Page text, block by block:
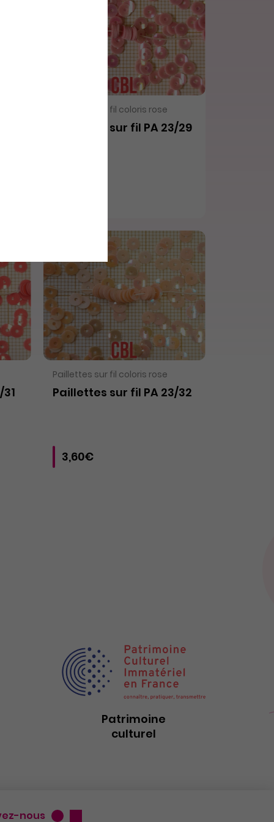
VOIR LE PRODUIT
Paillettes sur fil coloris rose
Paillettes sur fil PA 23/29
VOIR LE PRODUIT
Paillettes sur fil coloris rose
Paillettes sur fil PA 23/32
3,60€
Patrimoine
culturel
nous